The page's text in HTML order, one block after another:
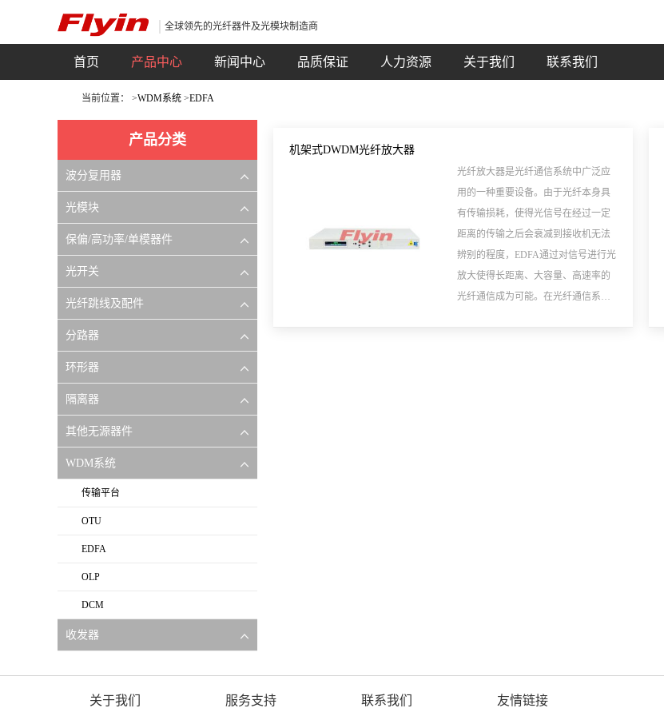
全球领先的光纤器件及光模块制造商
首页 产品中心 新闻中心 品质保证 人力资源 关于我们 联系我们
当前位置： >WDM系统 >EDFA
产品分类
波分复用器
光模块
保偏/高功率/单模器件
光开关
光纤跳线及配件
分路器
环形器
隔离器
其他无源器件
WDM系统
传输平台
OTU
EDFA
OLP
DCM
收发器
机架式DWDM光纤放大器
光纤放大器是光纤通信系统中广泛应
用的一种重要设备。由于光纤本身具
有传输损耗，使得光信号在经过一定
距离的传输之后会衰减到接收机无法
辨别的程度，EDFA通过对信号进行光
放大使得长距离、大容量、高速率的
光纤通信成为可能。在光纤通信系统
关于我们 服务支持 联系我们 友情链接